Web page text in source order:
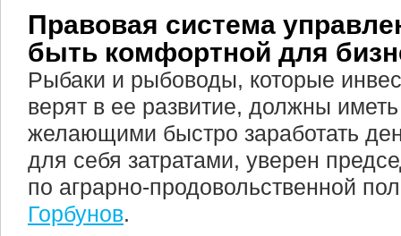
Правовая система
быть комфортной для
Рыбаки и рыбоводы, которые
верят в ее развитие, должны
желающими быстро заработать
для себя затратами, уверен
по аграрно-продовольственной
Горбунов.